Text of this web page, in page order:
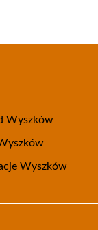
Wyszków
Wyszków